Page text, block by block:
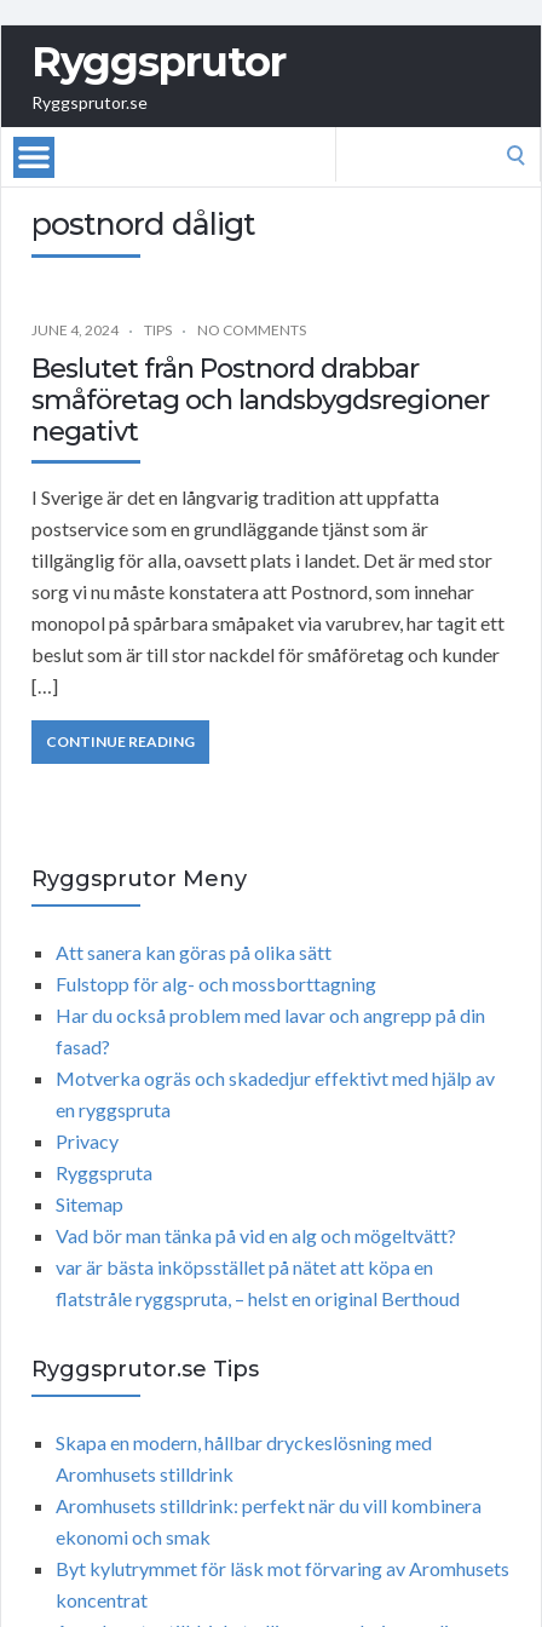
Ryggsprutor
Ryggsprutor.se
postnord dåligt
JUNE 4, 2024 TIPS NO COMMENTS
Beslutet från Postnord drabbar
småföretag och landsbygdsregioner
negativt
I Sverige är det en långvarig tradition att uppfatta
postservice som en grundläggande tjänst som är
tillgänglig för alla, oavsett plats i landet. Det är med stor
sorg vi nu måste konstatera att Postnord, som innehar
monopol på spårbara småpaket via varubrev, har tagit ett
beslut som är till stor nackdel för småföretag och kunder
[…]
CONTINUE READING
Ryggsprutor Meny
Att sanera kan göras på olika sätt
Fulstopp för alg- och mossborttagning
Har du också problem med lavar och angrepp på din
fasad?
Motverka ogräs och skadedjur effektivt med hjälp av
en ryggspruta
Privacy
Ryggspruta
Sitemap
Vad bör man tänka på vid en alg och mögeltvätt?
var är bästa inköpsstället på nätet att köpa en
flatstråle ryggspruta, – helst en original Berthoud
Ryggsprutor.se Tips
Skapa en modern, hållbar dryckeslösning med
Aromhusets stilldrink
Aromhusets stilldrink: perfekt när du vill kombinera
ekonomi och smak
Byt kylutrymmet för läsk mot förvaring av Aromhusets
koncentrat